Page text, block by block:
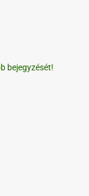
bejegyzését!